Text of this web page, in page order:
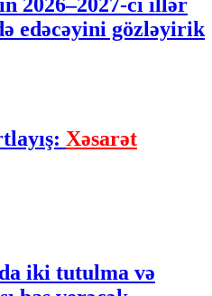
edəcəyini gözləyirik
Xəsarət
iki tutulma və